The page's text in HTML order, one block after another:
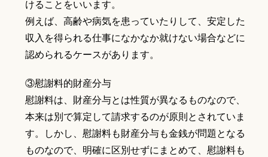
けることをいいます。
例えば、高齢や病気を患っていたりして、安定した
収入を得られる仕事になかなか就けない場合などに
認められるケースがあります。
③慰謝料的財産分与
慰謝料は、財産分与とは性質が異なるものなので、
本来は別で算定して請求するのが原則とされていま
す。しかし、慰謝料も財産分与も金銭が問題となる
ものなので、明確に区別せずにまとめて、慰謝料も